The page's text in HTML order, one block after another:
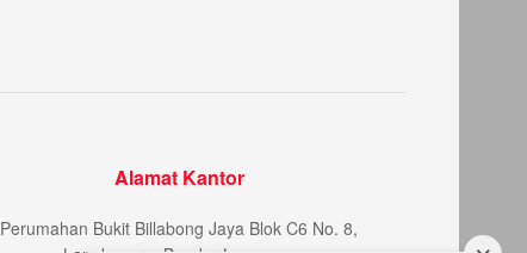
Alamat Kantor
Perumahan Bukit Billabong Jaya Blok C6 No. 8,